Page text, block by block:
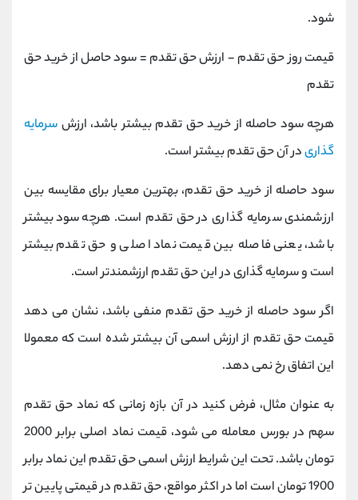
شود.
قیمت روز حق تقدم - ارزش حق تقدم = سود حاصل از خرید حق
تقدم
هرچه سود حاصله از خرید حق تقدم بیشتر باشد، ارزش سرمایه
گذاریدر آن حق تقدم بیشتر است.
سود حاصله از خرید حق تقدم، بهترین معیار برای مقایسه بین
ارزشمندی سرمایه گذاری در حق تقدم است. هرچه سود بیشتر
باشد، یعنی فاصله بین قیمت نماد اصلی و حق تقدم بیشتر
است و سرمایه گذاری در این حق تقدم ارزشمندتر است.
اگر سود حاصله از خرید حق تقدم منفی باشد، نشان می دهد
قیمت حق تقدم از ارزش اسمی آن بیشتر شده است که معمولا
این اتفاق رخ نمی دهد.
به عنوان مثال، فرض کنید در آن بازه زمانی که نماد حق تقدم
سهم در بورس معامله می شود، قیمت نماد اصلی برابر 2000
تومان باشد. تحت این شرایط ارزش اسمی حق تقدم این نماد برابر
1900 تومان است اما در اکثر مواقع، حق تقدم در قیمتی پایین تر